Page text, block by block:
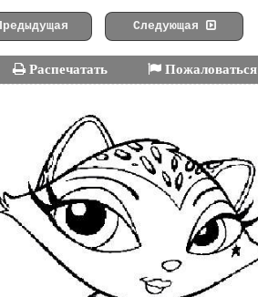
Следующая
Распечатать Пожаловаться